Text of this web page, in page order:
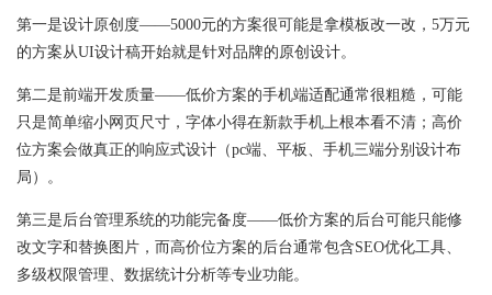
第一是设计原创度——5000元的方案很可能是拿模板改一改，5万元
的方案从UI设计稿开始就是针对品牌的原创设计。
第二是前端开发质量——低价方案的手机端适配通常很粗糙，可能
只是简单缩小网页尺寸，字体小得在新款手机上根本看不清；高价
位方案会做真正的响应式设计（pc端、平板、手机三端分别设计布
局）。
第三是后台管理系统的功能完备度——低价方案的后台可能只能修
改文字和替换图片，而高价位方案的后台通常包含SEO优化工具、
多级权限管理、数据统计分析等专业功能。